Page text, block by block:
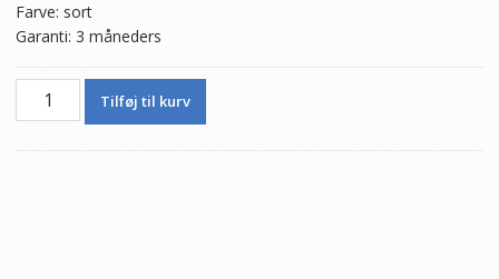
Farve: sort
Garanti: 3 måneders
Ægte
Tilføj til kurv